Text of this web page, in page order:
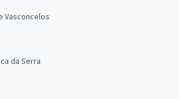
Vasconcelos
da Serra